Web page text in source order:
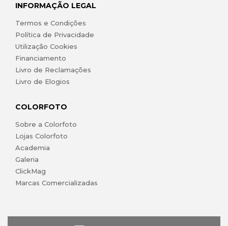
INFORMAÇÃO LEGAL
Termos e Condições
Política de Privacidade
Utilização Cookies
Financiamento
Livro de Reclamações
Livro de Elogios
COLORFOTO
Sobre a Colorfoto
Lojas Colorfoto
Academia
Galeria
ClickMag
Marcas Comercializadas